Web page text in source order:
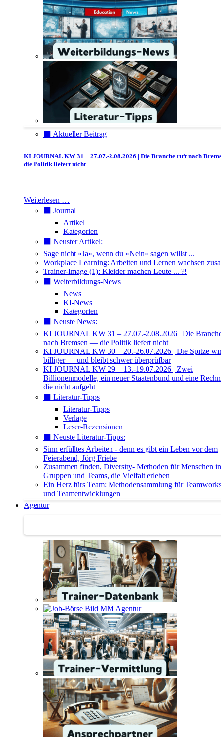
⬛️ Aktueller Beitrag
KI JOURNAL KW 31 – 27.07.-2.08.2026 | Die Branche ruft nach
die Politik liefert nicht
Weiterlesen …
⬛️ Journal
Artikel
Kategorien
⬛️ Neuster Artikel:
Sage nicht »Ja«, wenn du »Nein« sagen willst ...
Workplace Learning: Arbeiten und Lernen wachsen
Trainer-Image (1): Kleider machen Leute ... ?!
⬛️ Weiterbildungs-News
News
KI-News
Kategorien
⬛️ Neuste News:
KI JOURNAL KW 31 – 27.07.-2.08.2026 | Die
nach Bremsen — die Politik liefert nicht
KI JOURNAL KW 30 – 20.-26.07.2026 | Die Spitze
billiger — und bleibt schwer überprüfbar
KI JOURNAL KW 29 – 13.-19.07.2026 | Zwei
Billionenmodelle, ein neuer Staatenbund und eine
die nicht aufgeht
⬛️ Literatur-Tipps
Literatur-Tipps
Verlage
Leser-Rezensionen
⬛️ Neuste Literatur-Tipps:
Sinn erfülltes Arbeiten - denn es gibt ein Leben vor dem
Feierabend, Jörg Friebe
Zusammen finden, Diversity- Methoden für Menschen in
Gruppen und Teams, die Vielfalt erleben
Ein Herz fürs Team: Methodensammlung für
und Teamentwicklungen
Agentur